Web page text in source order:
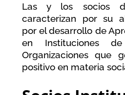
Las y los socios
caracterizan por su
por el desarrollo de
en Instituciones
Organizaciones que
positivo en materia